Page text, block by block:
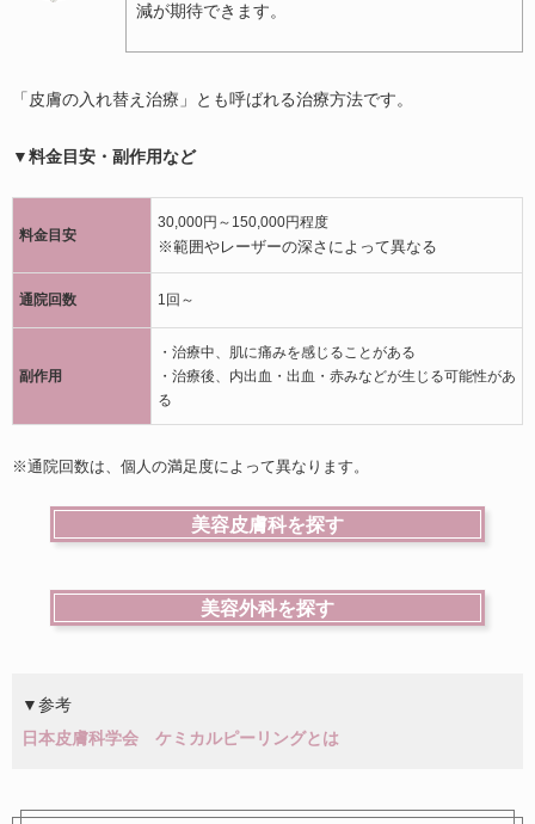
減が期待できます。
「皮膚の入れ替え治療」とも呼ばれる治療方法です。
▼料金目安・副作用など
料金目安
30,000円～150,000円程度
※範囲やレーザーの深さによって異なる
通院回数 1回～
副作用
・治療中、肌に痛みを感じることがある
・治療後、内出血・出血・赤みなどが生じる可能性があ
る
※通院回数は、個人の満足度によって異なります。
美容皮膚科を探す
美容外科を探す
▼参考
日本皮膚科学会 ケミカルピーリングとは